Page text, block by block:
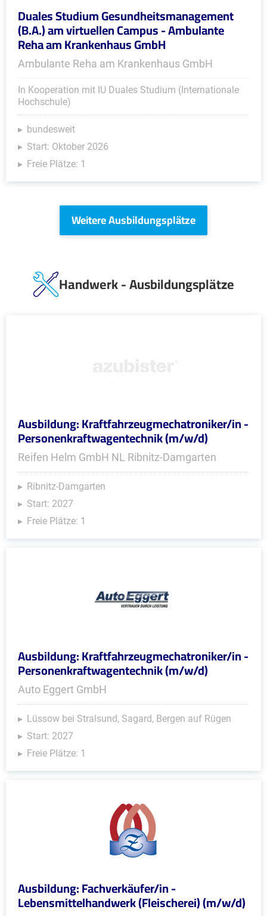
Duales Studium Gesundheitsmanagement
(B.A.) am virtuellen Campus - Ambulante
Reha am Krankenhaus GmbH
Ambulante Reha am Krankenhaus GmbH
In Kooperation mit IU Duales Studium (Internationale
Hochschule)
bundesweit
Start: Oktober 2026
Freie Plätze: 1
Weitere Ausbildungsplätze
Handwerk - Ausbildungsplätze
Ausbildung: Kraftfahrzeugmechatroniker/in -
Personenkraftwagentechnik (m/w/d)
Reifen Helm GmbH NL Ribnitz-Damgarten
Ribnitz-Damgarten
Start: 2027
Freie Plätze: 1
Ausbildung: Kraftfahrzeugmechatroniker/in -
Personenkraftwagentechnik (m/w/d)
Auto Eggert GmbH
Lüssow bei Stralsund, Sagard, Bergen auf Rügen
Start: 2027
Freie Plätze: 1
Ausbildung: Fachverkäufer/in -
Lebensmittelhandwerk (Fleischerei) (m/w/d)